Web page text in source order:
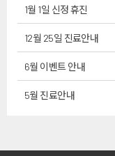
1월 1일 신정 휴진
12월 25일 진료안내
6월 이벤트 안내
5월 진료안내